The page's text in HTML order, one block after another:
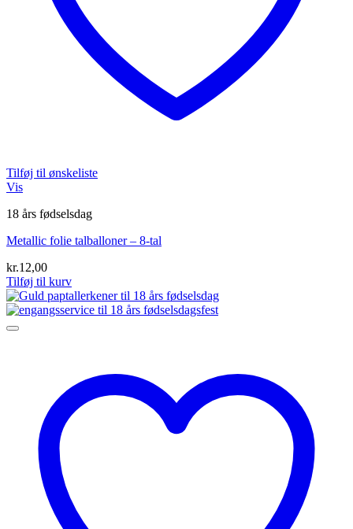
Tilføj til ønskeliste
Vis
18 års fødselsdag
Metallic folie talballoner – 8-tal
kr.12,00
Tilføj til kurv